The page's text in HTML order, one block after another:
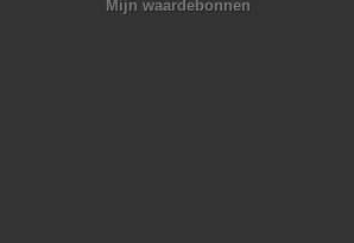
Mijn waardebonnen